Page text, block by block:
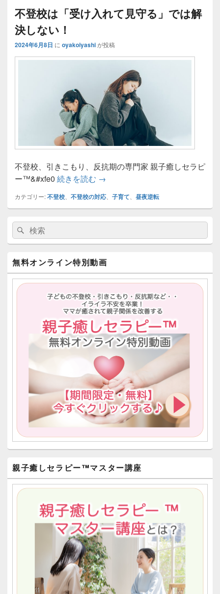
不登校は「受け入れて見守る」では解
決しない！
2024年6月8日 に oyakoiyashiが投稿
不登校、引きこもり、反抗期の専門家 親子癒しセラピ
ー™&#xfe0 続きを読む 不登校は「受け入れて見守る」で
→
カテゴリー:不登校、 不登校の対応、 子育て、 昼夜逆転
メ
ン
サ
ド
バ
検
索:
検
索
無料オンライン特別動画
親子癒しセラピー™︎マスター講座